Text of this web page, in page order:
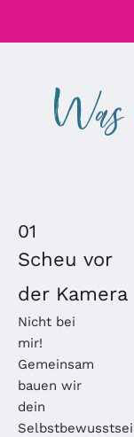
Was
01
Scheu vor
der Kamera
Nicht bei
mir!
Gemeinsam
bauen wir
dein